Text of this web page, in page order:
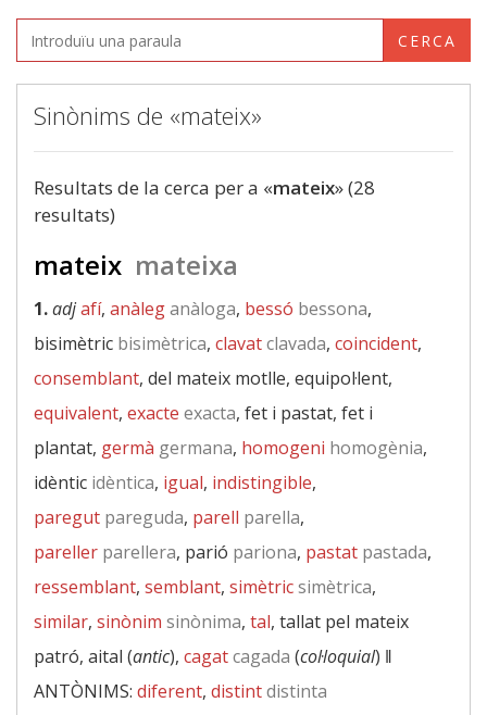
CERCA
Sinònims de «mateix»
Resultats de la cerca per a «mateix» (28
resultats)
mateix mateixa
1.adjafí, anàleganàloga, bessó bessona,
bisimètric bisimètrica, clavatclavada, coincident,
consemblant, del mateix motlle, equipol·lent,
equivalent, exacte exacta, fet i pastat, fet i
plantat, germà germana, homogeni homogènia,
idèntic idèntica, igual, indistingible,
paregut pareguda, parell parella,
pareller parellera, parió pariona, pastat pastada,
ressemblant, semblant, simètricsimètrica,
similar, sinònim sinònima, tal, tallat pel mateix
patró, aital (antic), cagatcagada (col·loquial) ‖
ANTÒNIMS: diferent, distintdistinta